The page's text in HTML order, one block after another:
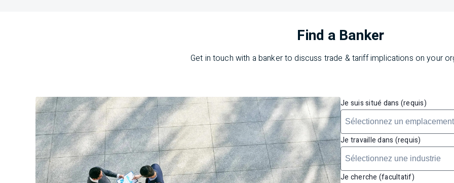
Find a Banker
Get in touch with a banker to discuss trade & tariff implications on your
Je suis situé dans (requis)
Je travaille dans (requis)
Je cherche (facultatif)